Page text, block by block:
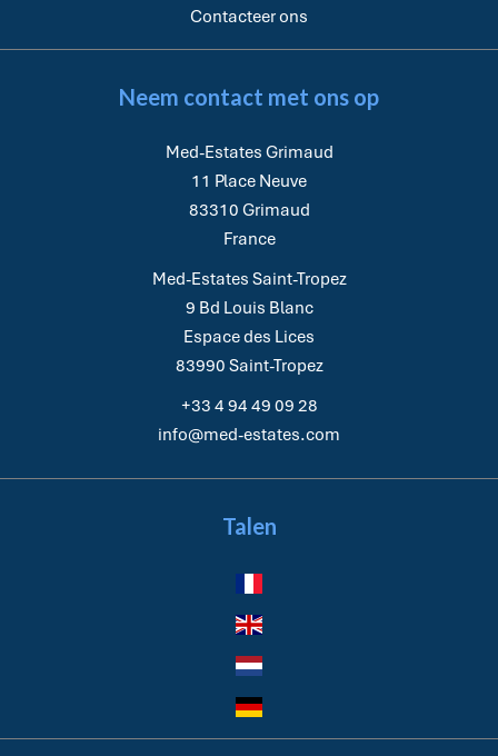
Contacteer ons
Neem contact met ons op
Med-Estates Grimaud
11 Place Neuve
83310 Grimaud
France
Med-Estates Saint-Tropez
9 Bd Louis Blanc
Espace des Lices
83990 Saint-Tropez
+33 4 94 49 09 28
info@med-estates.com
Talen